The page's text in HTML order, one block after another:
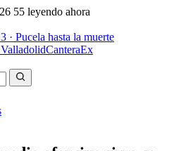
55 leyendo ahora
· Pucela hasta la muerte
CanteraEx